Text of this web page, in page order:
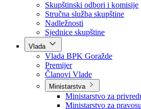
Poslanici po strankama
Poslanici po klubovima naroda
Kolegij skupštine
Skupštinski odbori i komisije
Stručna služba skupštine
Nadležnosti
Sjednice skupštine
Vlada
Vlada BPK Goražde
Premijer
Članovi Vlade